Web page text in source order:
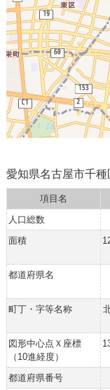
愛知県名古屋市千
項目名
人口総数
面積
都道府県名
町丁・字等名称
図形中心点Ｘ座標
（10進経度）
都道府県番号